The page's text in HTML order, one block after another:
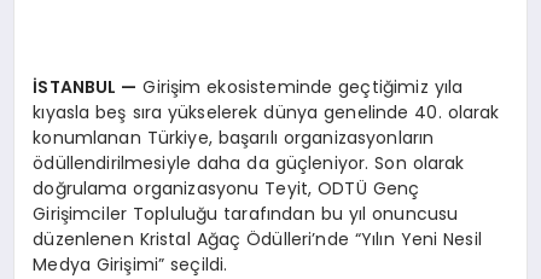
İSTANBUL — Girişim ekosisteminde geçtiğimiz yıla
kıyasla beş sıra yükselerek dünya genelinde 40. olarak
konumlanan Türkiye, başarılı organizasyonların
ödüllendirilmesiyle daha da güçleniyor. Son olarak
doğrulama organizasyonu Teyit, ODTÜ Genç
Girişimciler Topluluğu tarafından bu yıl onuncusu
düzenlenen Kristal Ağaç Ödülleri’nde “Yılın Yeni Nesil
Medya Girişimi” seçildi.